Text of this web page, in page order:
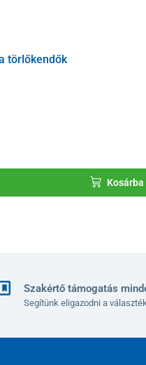
törlőkendők
Kosárba
Szakértő támogatás
Segítünk eligazodni a